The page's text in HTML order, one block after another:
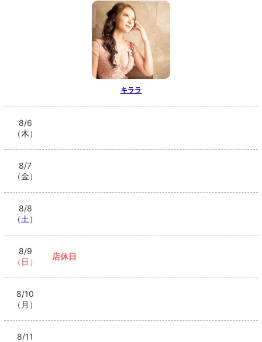
キララ
8/6
（木）
8/7
（金）
8/8
（土）
8/9
（日）
店休日
8/10
（月）
8/11